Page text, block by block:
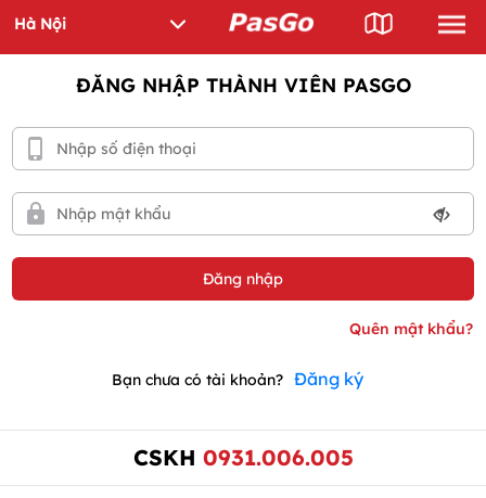
ĐĂNG NHẬP THÀNH VIÊN PASGO
Bạn chưa có tài khoản? Đăng ký
CSKH 0931.006.005